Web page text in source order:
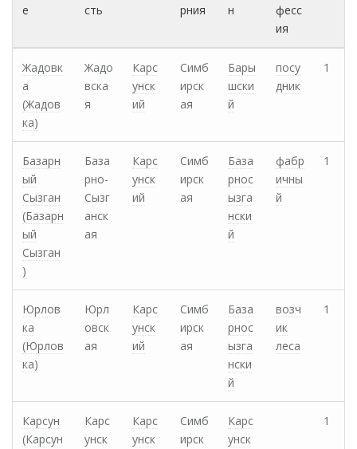
е
сть
рния
н
фесс
ия
Жадовк
а
(Жадов
ка)
Жадо
вска
я
Карс
унск
ий
Симб
ирск
ая
Бары
шски
й
посу
дник
1
Базарн
ый
Сызган
(Базарн
ый
Сызган
)
База
рно-
Сызг
анск
ая
Карс
унск
ий
Симб
ирск
ая
База
рнос
ызга
нски
й
фабр
ичны
й
1
Юрлов
ка
(Юрлов
ка)
Юрл
овск
ая
Карс
унск
ий
Симб
ирск
ая
База
рнос
ызга
нски
й
возч
ик
леса
1
Карсун
(Карсун
Карс
унск
Карс
унск
Симб
ирск
Карс
унск
1